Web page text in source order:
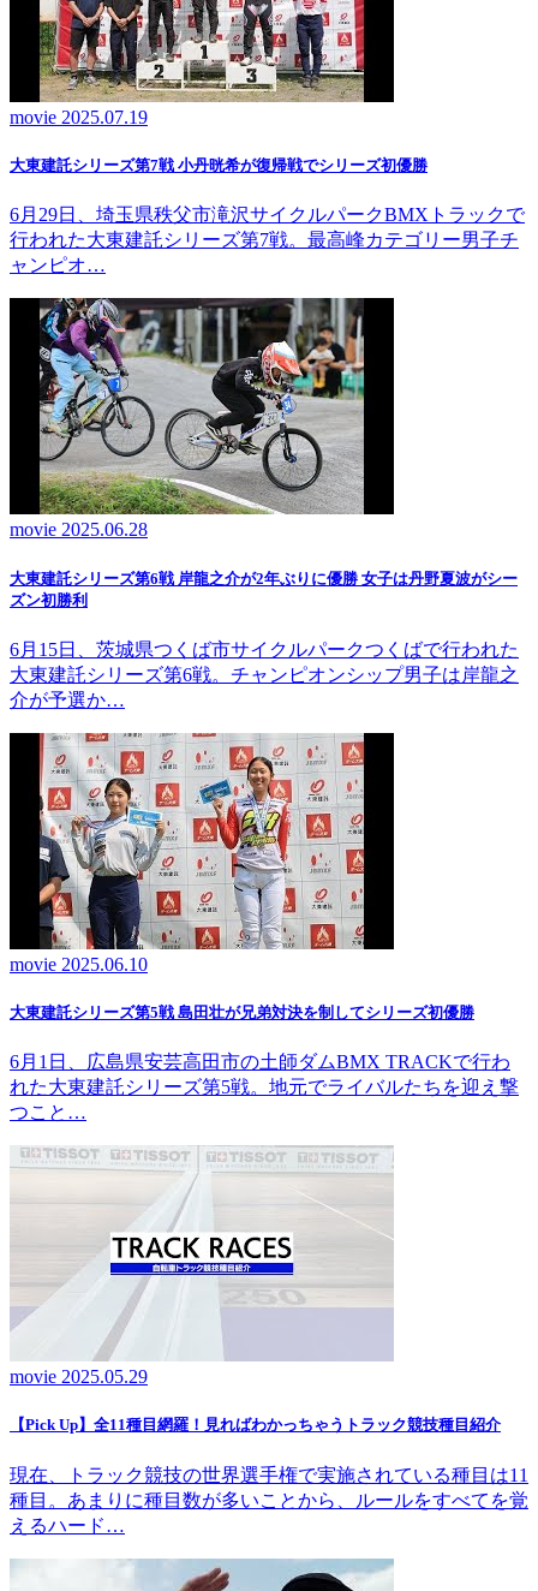
movie 2025.07.19
大東建託シリーズ第7戦 ⼩丹晄希が復帰戦でシリーズ初優勝
6月29日、埼玉県秩父市滝沢サイクルパークBMXトラックで
行われた大東建託シリーズ第7戦。最高峰カテゴリー男子チ
ャンピオ…
movie 2025.06.28
大東建託シリーズ第6戦 岸龍之介が2年ぶりに優勝 女子は丹野夏波がシー
ズン初勝利
6月15日、茨城県つくば市サイクルパークつくばで行われた
大東建託シリーズ第6戦。チャンピオンシップ男子は岸龍之
介が予選か…
movie 2025.06.10
大東建託シリーズ第5戦 島田壮が兄弟対決を制してシリーズ初優勝
6月1日、広島県安芸高田市の土師ダムBMX TRACKで行わ
れた大東建託シリーズ第5戦。地元でライバルたちを迎え撃
つこと…
movie 2025.05.29
【Pick Up】全11種目網羅！見ればわかっちゃうトラック競技種目紹介
現在、トラック競技の世界選手権で実施されている種目は11
種目。あまりに種目数が多いことから、ルールをすべてを覚
えるハード…